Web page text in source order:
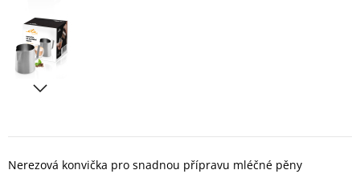
Nerezová konvička pro snadnou přípravu mléčné pěny